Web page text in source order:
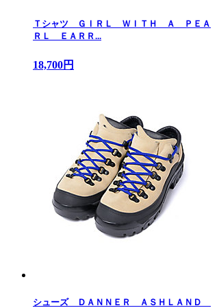
Ｔシャツ ＧＩＲＬ ＷＩＴＨ Ａ ＰＥＡ
ＲＬ ＥＡＲＲ...
18,700円
シューズ ＤＡＮＮＥＲ ＡＳＨＬＡＮＤ